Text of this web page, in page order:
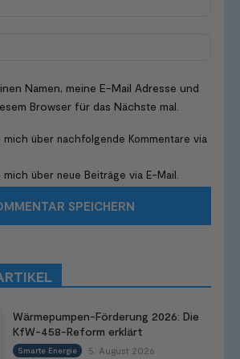
Namen, meine E-Mail Adresse und
Browser für das Nächste mal.
über nachfolgende Kommentare via
über neue Beiträge via E-Mail.
Wärmepumpen-Förderung 2026: Die
KfW-458-Reform erklärt
Smarte Energie 5. August 2026